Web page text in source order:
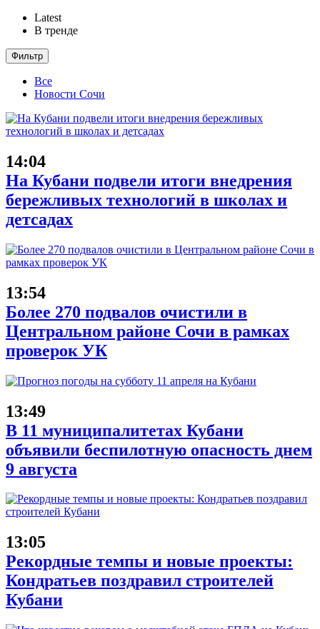
Latest
В тренде
Фильтр
Все
Новости Сочи
14:04
На Кубани подвели итоги внедрения
бережливых технологий в школах и
детсадах
13:54
Более 270 подвалов очистили в
Центральном районе Сочи в рамках
проверок УК
13:49
В 11 муниципалитетах Кубани
объявили беспилотную опасность днем
9 августа
13:05
Рекордные темпы и новые проекты:
Кондратьев поздравил строителей
Кубани